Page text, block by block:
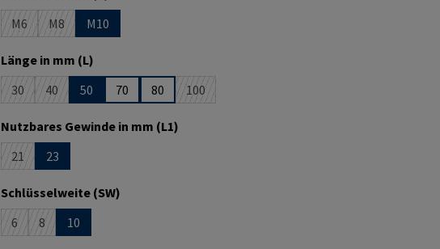
M6
(Diese Option ist zurzeit nicht verfügbar.)
M8
(Diese Option ist zurzeit nicht verfügbar.)
M10
Länge in mm (L)auswählen
30
(Diese Option ist zurzeit nicht verfügbar.)
40
(Diese Option ist zurzeit nicht verfügbar.)
50 70 80 100
(Diese Option ist zurzeit nicht verfügbar.)
Nutzbares Gewinde in mm (L1)auswählen
21
(Diese Option ist zurzeit nicht verfügbar.)
23
Schlüsselweite (SW)auswählen
6
(Diese Option ist zurzeit nicht verfügbar.)
8
(Diese Option ist zurzeit nicht verfügbar.)
10